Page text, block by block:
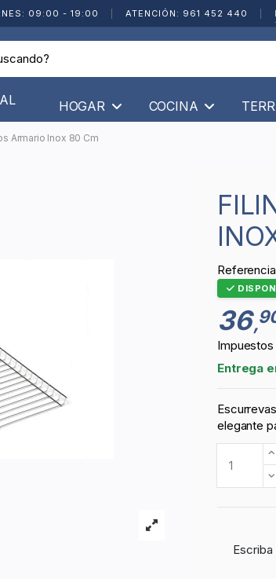
09:00 - 19:00 ATENCIÓN: 961 452 440
HOGAR COCINA
Armario Inox 80 Cm
FILINOX ESCURREVASOS ARMARIO
Referencia
36,
Impuestos
Entrega
elegante